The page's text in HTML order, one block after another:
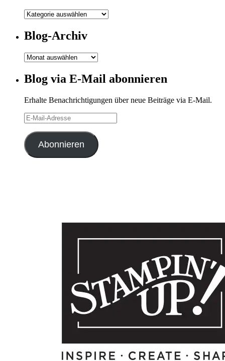
Meine
Blog-Archiv
Blog-
Blog via E-Mail abonnieren
Erhalte Benachrichtigungen über neue Beiträge via E-Mail.
E-
Mail-
Adresse
Abonnieren